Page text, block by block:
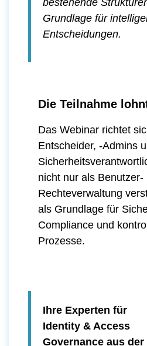
bestehende
Grundlage für
Entscheidungen.
Die Teilnahme
Das Webinar richtet
Entscheider, -Admins
nicht nur als Benutzer-
Rechteverwaltung
als Grundlage für
Compliance und
Prozesse.
Ihre Experten für
Identity & Access
Governance aus der